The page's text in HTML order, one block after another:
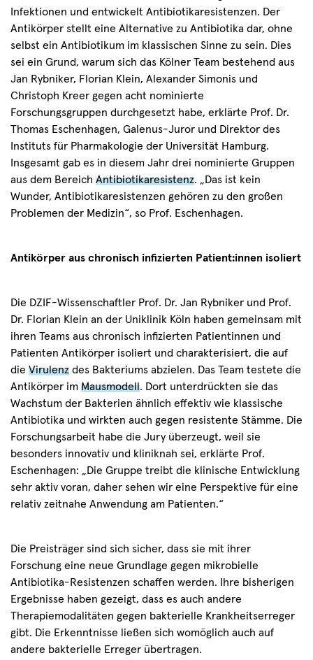
Prof.
Thomas
Eschenhagen
(zweiter
von
links).
Die
Moderation
der
Gala
übernahmen
Yve
Fehring
Matthias
(rechts).
©
Springer
Medizin
Verlag/Marc-
Steffen
Unger
Infektionen und entwickelt Antibiotikaresistenzen. Der
Antikörper stellt eine Alternative zu Antibiotika dar, ohne
selbst ein Antibiotikum im klassischen Sinne zu sein. Dies
sei ein Grund, warum sich das Kölner Team bestehend aus
Jan Rybniker, Florian Klein, Alexander Simonis und
Christoph Kreer gegen acht nominierte
Forschungsgruppen durchgesetzt habe, erklärte Prof. Dr.
Thomas Eschenhagen, Galenus-Juror und Direktor des
Instituts für Pharmakologie der Universität Hamburg.
Insgesamt gab es in diesem Jahr drei nominierte Gruppen
aus dem Bereich Antibiotikaresistenz. „Das ist kein
Wunder, Antibiotikaresistenzen gehören zu den großen
Problemen der Medizin“, so Prof. Eschenhagen.
Antikörper aus chronisch infizierten Patient:innen isoliert
Die DZIF-Wissenschaftler Prof. Dr. Jan Rybniker und Prof.
Dr. Florian Klein an der Uniklinik Köln haben gemeinsam mit
ihren Teams aus chronisch infizierten Patientinnen und
Patienten Antikörper isoliert und charakterisiert, die auf
die Virulenz des Bakteriums abzielen. Das Team testete die
Antikörper im Mausmodell. Dort unterdrückten sie das
Wachstum der Bakterien ähnlich effektiv wie klassische
Antibiotika und wirkten auch gegen resistente Stämme. Die
Forschungsarbeit habe die Jury überzeugt, weil sie
besonders innovativ und kliniknah sei, erklärte Prof.
Eschenhagen: „Die Gruppe treibt die klinische Entwicklung
sehr aktiv voran, daher sehen wir eine Perspektive für eine
relativ zeitnahe Anwendung am Patienten.“
Die Preisträger sind sich sicher, dass sie mit ihrer
Forschung eine neue Grundlage gegen mikrobielle
Antibiotika-Resistenzen schaffen werden. Ihre bisherigen
Ergebnisse haben gezeigt, dass es auch andere
Therapiemodalitäten gegen bakterielle Krankheitserreger
gibt. Die Erkenntnisse ließen sich womöglich auch auf
andere bakterielle Erreger übertragen.